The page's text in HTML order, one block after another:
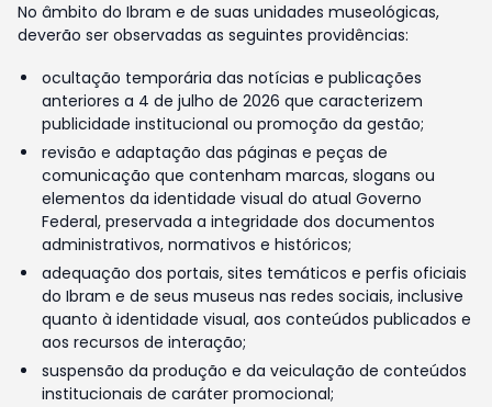
No âmbito do Ibram e de suas unidades museológicas,
deverão ser observadas as seguintes providências:
ocultação temporária das notícias e publicações
anteriores a 4 de julho de 2026 que caracterizem
publicidade institucional ou promoção da gestão;
revisão e adaptação das páginas e peças de
comunicação que contenham marcas, slogans ou
elementos da identidade visual do atual Governo
Federal, preservada a integridade dos documentos
administrativos, normativos e históricos;
adequação dos portais, sites temáticos e perfis oficiais
do Ibram e de seus museus nas redes sociais, inclusive
quanto à identidade visual, aos conteúdos publicados e
aos recursos de interação;
suspensão da produção e da veiculação de conteúdos
institucionais de caráter promocional;